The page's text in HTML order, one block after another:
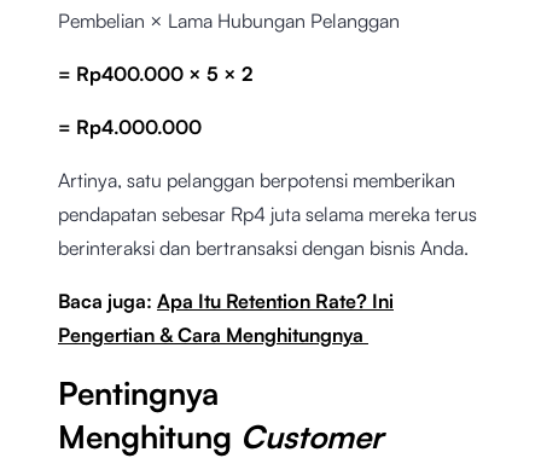
Pembelian × Lama Hubungan Pelanggan
= Rp400.000 × 5 × 2
= Rp4.000.000
Artinya, satu pelanggan berpotensi memberikan
pendapatan sebesar Rp4 juta selama mereka terus
berinteraksi dan bertransaksi dengan bisnis Anda.
Baca juga: Apa Itu Retention Rate? Ini
Pengertian & Cara Menghitungnya
Pentingnya
Menghitung Customer